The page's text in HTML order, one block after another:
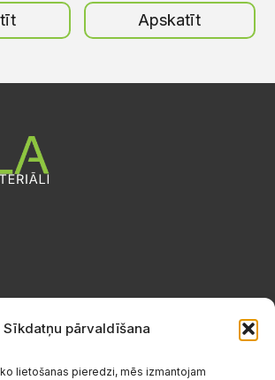
Sīkdatņu pārvaldīšana
lietošanas pieredzi, mēs izmantojam
Apskatīt